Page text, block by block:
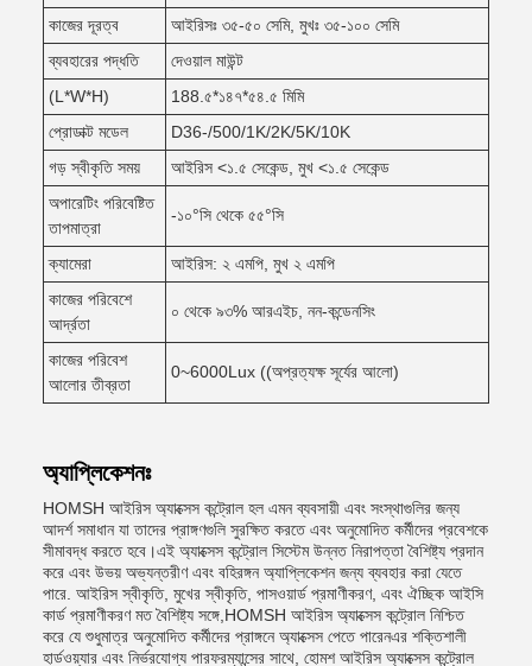
কাজের দূরত্ব
আইরিসঃ ৩৫-৫০ সেমি, মুখঃ ৩৫-১০০ সেমি
ব্যবহারের পদ্ধতি
দেওয়াল মাউন্ট
(L*W*H)
188.৫*১৪৭*৫৪.৫ মিমি
প্রোডাক্ট মডেল
D36-/500/1K/2K/5K/10K
গড় স্বীকৃতি সময়
আইরিস <১.৫ সেকেন্ড, মুখ <১.৫ সেকেন্ড
অপারেটিং পরিবেষ্টিত
তাপমাত্রা
-১০°সি থেকে ৫৫°সি
ক্যামেরা
আইরিস: ২ এমপি, মুখ ২ এমপি
কাজের পরিবেশে
আর্দ্রতা
০ থেকে ৯৩% আরএইচ, নন-কন্ডেনসিং
কাজের পরিবেশ
আলোর তীব্রতা
0~6000Lux ((অপ্রত্যক্ষ সূর্যের আলো)
অ্যাপ্লিকেশনঃ
HOMSH আইরিস অ্যাক্সেস কন্ট্রোল হল এমন ব্যবসায়ী এবং সংস্থাগুলির জন্য
আদর্শ সমাধান যা তাদের প্রাঙ্গণগুলি সুরক্ষিত করতে এবং অনুমোদিত কর্মীদের প্রবেশকে
সীমাবদ্ধ করতে হবে।এই অ্যাক্সেস কন্ট্রোল সিস্টেম উন্নত নিরাপত্তা বৈশিষ্ট্য প্রদান
করে এবং উভয় অভ্যন্তরীণ এবং বহিরঙ্গন অ্যাপ্লিকেশন জন্য ব্যবহার করা যেতে
পারে. আইরিস স্বীকৃতি, মুখের স্বীকৃতি, পাসওয়ার্ড প্রমাণীকরণ, এবং ঐচ্ছিক আইসি
কার্ড প্রমাণীকরণ মত বৈশিষ্ট্য সঙ্গে,HOMSH আইরিস অ্যাক্সেস কন্ট্রোল নিশ্চিত
করে যে শুধুমাত্র অনুমোদিত কর্মীদের প্রাঙ্গনে অ্যাক্সেস পেতে পারেনএর শক্তিশালী
হার্ডওয়্যার এবং নির্ভরযোগ্য পারফরম্যান্সের সাথে, হোমশ আইরিস অ্যাক্সেস কন্ট্রোল